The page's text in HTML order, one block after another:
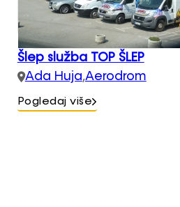
Šlep služba TOP ŠLEP
Ada Huja,Aerodrom
Pogledaj više